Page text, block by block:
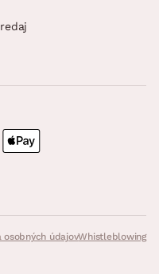
osobných údajovWhistleblowing